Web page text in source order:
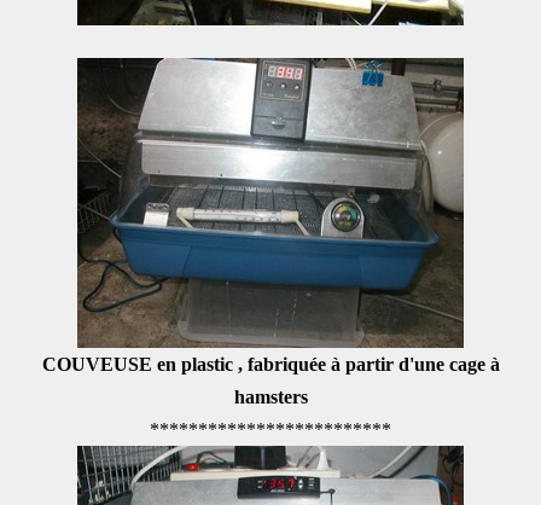
COUVEUSE en plastic , fabriquée à partir d'une cage à
hamsters
*************************